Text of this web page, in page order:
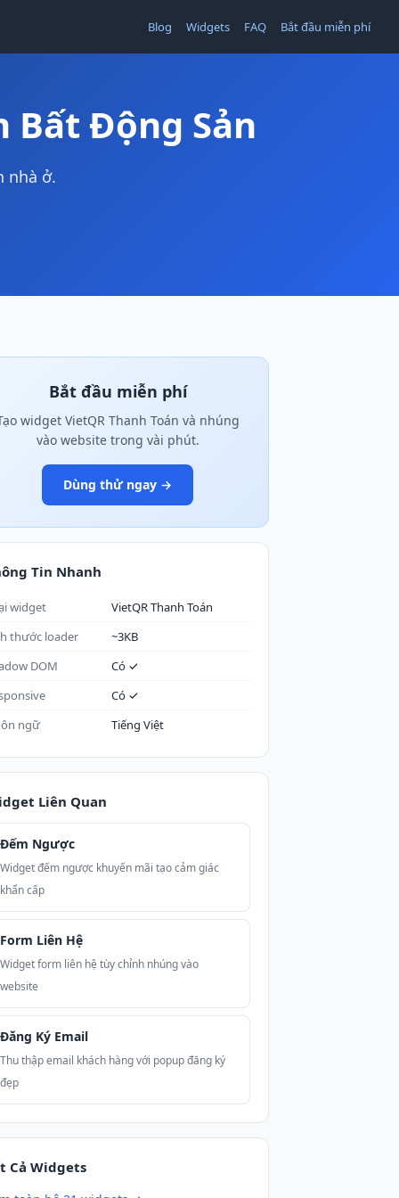
Blog Widgets FAQ Bắt đầu miễn phí
Bất Động Sản
nhà ở.
Bắt đầu miễn phí
widget VietQR Thanh Toán và nhúng
vào website trong vài phút.
Dùng thử ngay →
Tin Nhanh
widget
VietQR Thanh Toán
thước loader
~3KB
DOM
Có ✓
Có ✓
ngữ
Tiếng Việt
Liên Quan
Đếm Ngược
Widget đếm ngược khuyến mãi tạo cảm giác
khẩn cấp
Form Liên Hệ
Widget form liên hệ tùy chỉnh nhúng vào
website
Đăng Ký Email
Thu thập email khách hàng với popup đăng ký
đẹp
Cả Widgets